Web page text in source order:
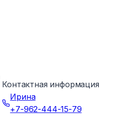
Контактная информация
Ирина
+7-962-444-15-79